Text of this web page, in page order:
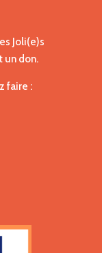
Joli(e)s
un don.
faire :